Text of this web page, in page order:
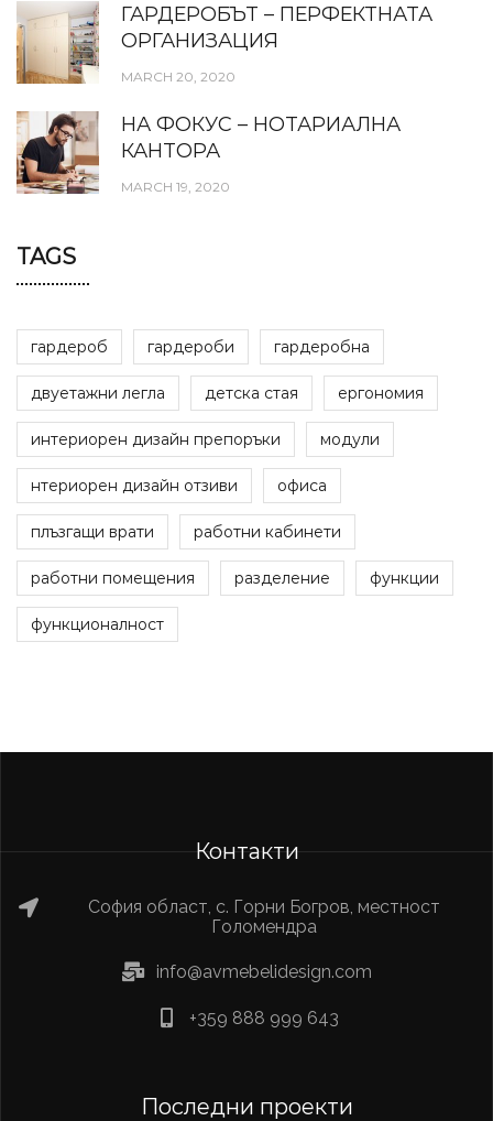
ГАРДЕРОБЪТ – ПЕРФЕКТНАТА
ОРГАНИЗАЦИЯ
MARCH 20, 2020
НА ФОКУС – НОТАРИАЛНА
КАНТОРА
MARCH 19, 2020
TAGS
гардероб гардероби гардеробна
двуетажни легла детска стая ергономия
интериорен дизайн препоръки модули
нтериорен дизайн отзиви офиса
плъзгащи врати работни кабинети
работни помещения разделение функции
функционалност
Контакти
София област, с. Горни Богров, местност
Голомендра
info@avmebelidesign.com
+359 888 999 643
Последни проекти